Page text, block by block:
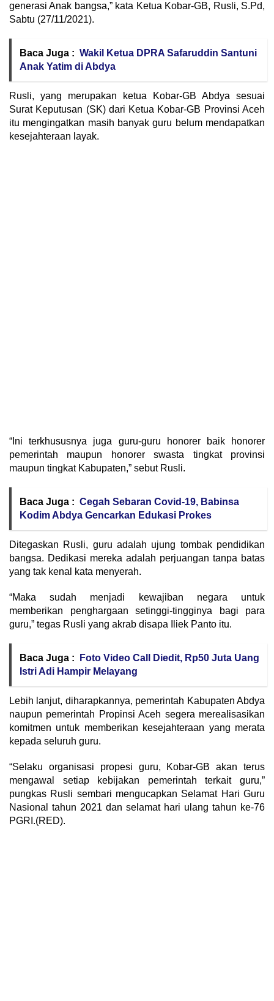
generasi Anak bangsa,” kata Ketua Kobar-GB, Rusli, S.Pd,
Sabtu (27/11/2021).
Baca Juga : Wakil Ketua DPRA Safaruddin Santuni
Anak Yatim di Abdya
Rusli, yang merupakan ketua Kobar-GB Abdya sesuai
Surat Keputusan (SK) dari Ketua Kobar-GB Provinsi Aceh
itu mengingatkan masih banyak guru belum mendapatkan
kesejahteraan layak.
“Ini terkhususnya juga guru-guru honorer baik honorer
pemerintah maupun honorer swasta tingkat provinsi
maupun tingkat Kabupaten,” sebut Rusli.
Baca Juga : Cegah Sebaran Covid-19, Babinsa
Kodim Abdya Gencarkan Edukasi Prokes
Ditegaskan Rusli, guru adalah ujung tombak pendidikan
bangsa. Dedikasi mereka adalah perjuangan tanpa batas
yang tak kenal kata menyerah.
“Maka sudah menjadi kewajiban negara untuk
memberikan penghargaan setinggi-tingginya bagi para
guru,” tegas Rusli yang akrab disapa Iliek Panto itu.
Baca Juga :
Foto Video Call Diedit, Rp50 Juta Uang
Istri Adi Hampir Melayang
Lebih lanjut, diharapkannya, pemerintah Kabupaten Abdya
naupun pemerintah Propinsi Aceh segera merealisasikan
komitmen untuk memberikan kesejahteraan yang merata
kepada seluruh guru.
“Selaku organisasi propesi guru, Kobar-GB akan terus
mengawal setiap kebijakan pemerintah terkait guru,”
pungkas Rusli sembari mengucapkan Selamat Hari Guru
Nasional tahun 2021 dan selamat hari ulang tahun ke-76
PGRI.(RED).